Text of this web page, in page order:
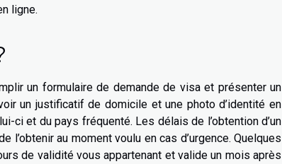
ligne.
un formulaire de demande de visa et présenter un
un justificatif de domicile et une photo d’identité en
ci et du pays fréquenté. Les délais de l’obtention d’un
au moment voulu en cas d’urgence. Quelques
de validité vous appartenant et valide un mois après